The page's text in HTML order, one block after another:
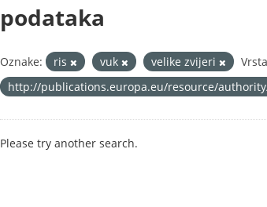
podataka
Oznake: ris vuk velike zvijeri
http://publications.europa.eu/resource/
Please try another search.